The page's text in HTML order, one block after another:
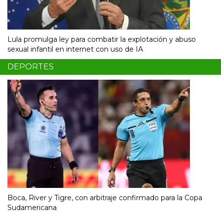
Lula promulga ley para combatir la explotación y abuso
sexual infantil en internet con uso de IA
DEPORTES
Boca, River y Tigre, con arbitraje confirmado para la Copa
Sudamericana